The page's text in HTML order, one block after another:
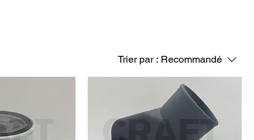
Trier par : Recommandé